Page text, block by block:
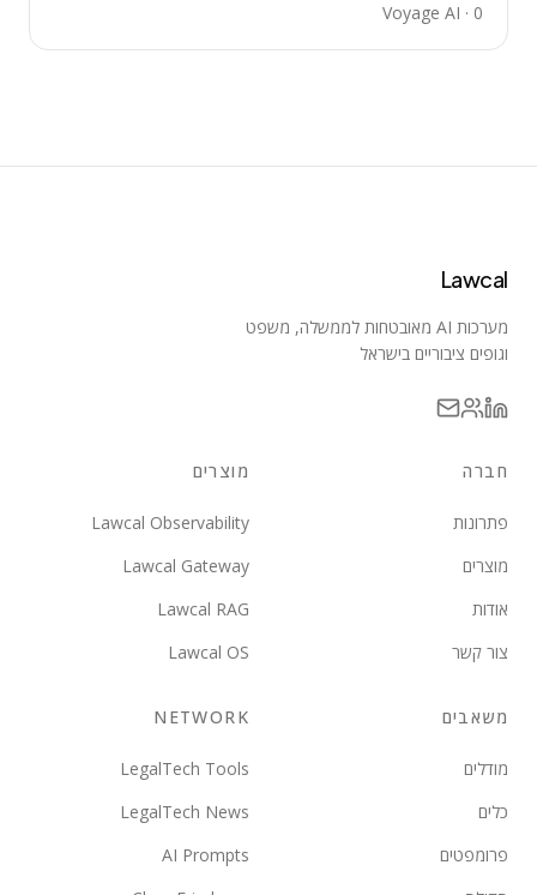
Voyage AI · 0
Lawcal
מערכות AI מאובטחות לממשלה, משפט
וגופים ציבוריים בישראל
חברה
פתרונות
מוצרים
אודות
צור קשר
מוצרים
Lawcal Observability
Lawcal Gateway
Lawcal RAG
Lawcal OS
משאבים
מודלים
כלים
פרומפטים
NETWORK
LegalTech Tools
LegalTech News
AI Prompts